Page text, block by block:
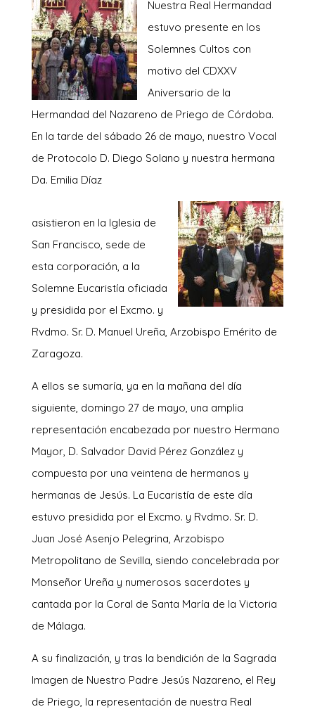
Nuestra Real Hermandad
estuvo presente en los
Solemnes Cultos con
motivo del CDXXV
Aniversario de la
Hermandad del Nazareno de Priego de Córdoba.
En la tarde del sábado 26 de mayo, nuestro Vocal
de Protocolo D. Diego Solano y nuestra hermana
Da. Emilia Díaz
asistieron en la Iglesia de
San Francisco, sede de
esta corporación, a la
Solemne Eucaristía oficiada
y presidida por el Excmo. y
Rvdmo. Sr. D. Manuel Ureña, Arzobispo Emérito de
Zaragoza.
A ellos se sumaría, ya en la mañana del día
siguiente, domingo 27 de mayo, una amplia
representación encabezada por nuestro Hermano
Mayor, D. Salvador David Pérez González y
compuesta por una veintena de hermanos y
hermanas de Jesús. La Eucaristía de este día
estuvo presidida por el Excmo. y Rvdmo. Sr. D.
Juan José Asenjo Pelegrina, Arzobispo
Metropolitano de Sevilla, siendo concelebrada por
Monseñor Ureña y numerosos sacerdotes y
cantada por la Coral de Santa María de la Victoria
de Málaga.
A su finalización, y tras la bendición de la Sagrada
Imagen de Nuestro Padre Jesús Nazareno, el Rey
de Priego, la representación de nuestra Real